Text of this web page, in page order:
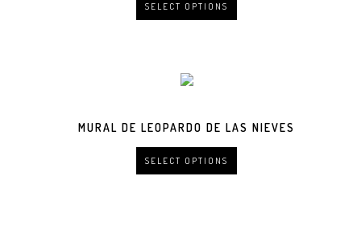
SELECT OPTIONS
MURAL DE LEOPARDO DE LAS NIEVES
SELECT OPTIONS